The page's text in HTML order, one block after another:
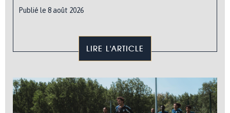
Publié le 8 août 2026
LIRE L'ARTICLE